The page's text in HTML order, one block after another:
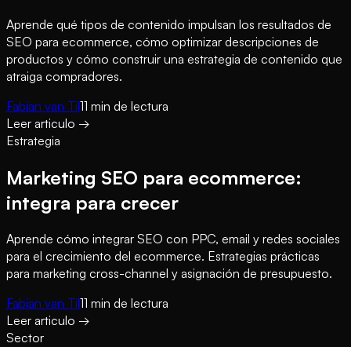
Aprende qué tipos de contenido impulsan los resultados de
SEO para ecommerce, cómo optimizar descripciones de
productos y cómo construir una estrategia de contenido que
atraiga compradores.
Fabian van Til11 min de lectura
Leer articulo →
Estrategia
Marketing SEO para ecommerce:
integra para crecer
Aprende cómo integrar SEO con PPC, email y redes sociales
para el crecimiento del ecommerce. Estrategias prácticas
para marketing cross-channel y asignación de presupuesto.
Fabian van Til11 min de lectura
Leer articulo →
Sector